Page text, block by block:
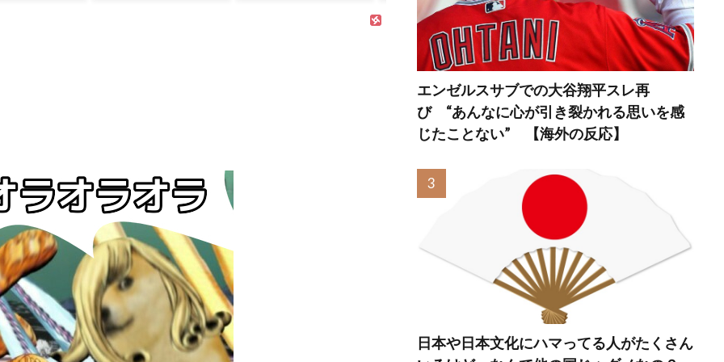
の反応】
外の
エンゼルスサブでの大谷翔平スレ再
び “あんなに心が引き裂かれる思いを感
じたことない” 【海外の反応】
日本や日本文化にハマってる人がたくさん